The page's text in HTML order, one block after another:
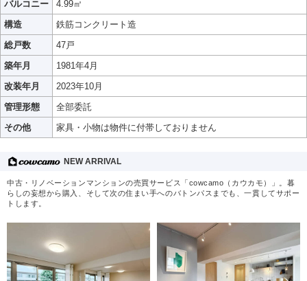
バルコニー
4.99㎡
構造
鉄筋コンクリート造
総戸数
47戸
築年月
1981年4月
改装年月
2023年10月
管理形態
全部委託
その他
家具・小物は物件に付帯しておりません
NEW ARRIVAL
中古・リノベーションマンションの売買サービス「cowcamo（カウカモ）」。暮
らしの妄想から購入、そして次の住まい手へのバトンパスまでも、一貫してサポー
トします。